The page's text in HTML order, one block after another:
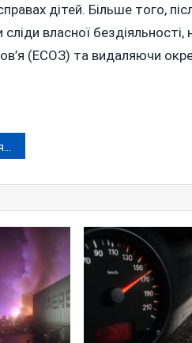
дітей. Більше того,
власної
(ЕСОЗ) та видаляючи